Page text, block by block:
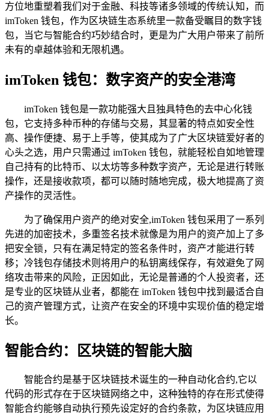
方位地重塑着我们对于金融、科技等诸多领域的传统认知，而
imToken 钱包，作为区块链生态系统里一款备受瞩目的数字钱
包，当它与智能合约巧妙结合时，更是为广大用户带来了前所
未有的卓越体验和无限机遇。
imToken 钱包：数字资产的安全港湾
imToken 钱包是一款功能强大且独具特色的去中心化钱
包，它支持多种币种的存储与交易，其显著的特点如安全性
高、操作便捷、易于上手等，使其成为了广大区块链爱好者的
心头之选，用户只需通过 imToken 钱包，就能轻松自如地管理
自己持有的比特币、以太坊等多种数字资产，无论是进行转账
操作，还是接收款项，都可以随时随地完成，极大地提高了资
产操作的灵活性。
为了确保用户资产的绝对安全,imToken 钱包采用了一系列
先进的加密技术，多重签名技术就像是为用户的资产加上了多
把安全锁，只有在满足特定的签名条件时，资产才能进行转
移；冷钱包存储技术则将用户的私钥离线保存，有效避免了网
络攻击带来的风险，正因如此，无论是普通的个人投资者，还
是专业的区块链从业者，都能在 imToken 钱包中找到最适合自
己的资产管理方式，让资产在安全的环境中实现价值的稳定增
长。
智能合约：区块链的智能大脑
智能合约是基于区块链技术诞生的一种自动化合约,它以
代码的形式存在于区块链网络之中，这种独特的存在形式使得
智能合约能够自动执行预先设定好的合约条款，为区块链应用